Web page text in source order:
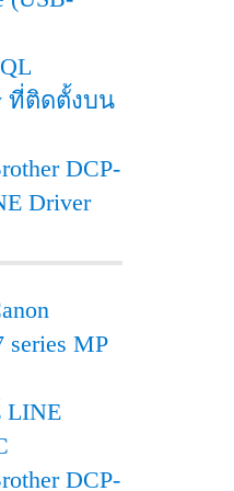
ที่ติดตั้งบน
DCP-
Driver
MP
DCP-